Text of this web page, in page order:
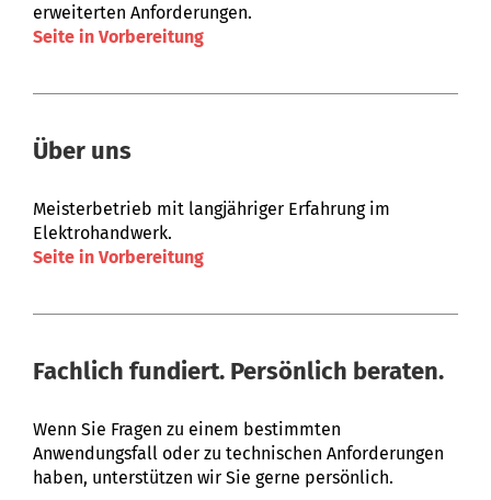
erweiterten Anforderungen.
Seite in Vorbereitung
Über uns
Meisterbetrieb mit langjähriger Erfahrung im
Elektrohandwerk.
Seite in Vorbereitung
Fachlich fundiert. Persönlich beraten.
Wenn Sie Fragen zu einem bestimmten
Anwendungsfall oder zu technischen Anforderungen
haben, unterstützen wir Sie gerne persönlich.